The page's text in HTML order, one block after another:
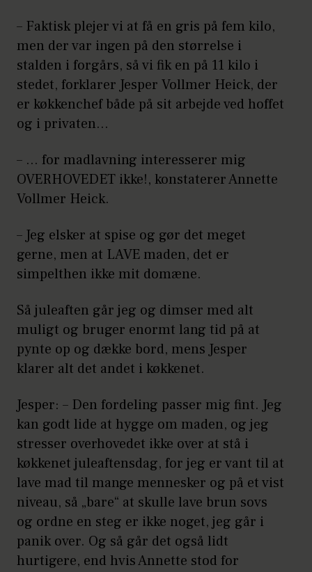
– Faktisk plejer vi at få en gris på fem kilo,
men der var ingen på den størrelse i
stalden i forgårs, så vi fik en på 11 kilo i
stedet, forklarer Jesper Vollmer Heick, der
er køkkenchef både på sit arbejde ved hoffet
og i privaten…
– … for madlavning interesserer mig
OVERHOVEDET ikke!, konstaterer Annette
Vollmer Heick.
– Jeg elsker at spise og gør det meget
gerne, men at LAVE maden, det er
simpelthen ikke mit domæne.
Så juleaften går jeg og dimser med alt
muligt og bruger enormt lang tid på at
pynte op og dække bord, mens Jesper
klarer alt det andet i køkkenet.
Jesper: – Den fordeling passer mig fint. Jeg
kan godt lide at hygge om maden, og jeg
stresser overhovedet ikke over at stå i
køkkenet juleaftensdag, for jeg er vant til at
lave mad til mange mennesker og på et vist
niveau, så „bare“ at skulle lave brun sovs
og ordne en steg er ikke noget, jeg går i
panik over. Og så går det også lidt
hurtigere, end hvis Annette stod for